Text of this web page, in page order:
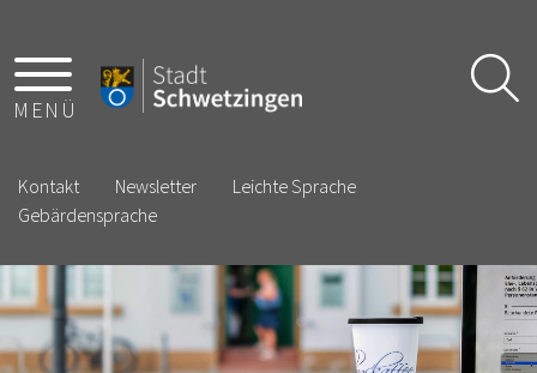
MENÜ
Kontakt Newsletter
Leichte Sprache
Gebärdensprache